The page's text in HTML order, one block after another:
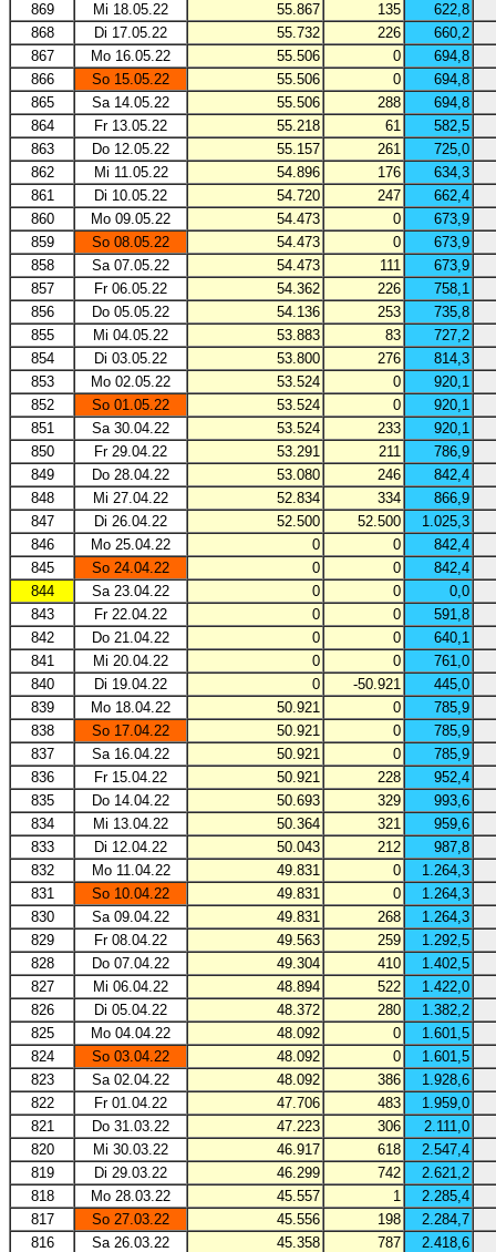
869
Mi 18.05.22 55.867 135
622,8
868
Di 17.05.22 55.732 226
660,2
867
Mo 16.05.22 55.506 0
694,8
866
So 15.05.22 55.506 0
694,8
865
Sa 14.05.22 55.506 288
694,8
864
Fr 13.05.22 55.218 61
582,5
863
Do 12.05.22 55.157 261
725,0
862
Mi 11.05.22 54.896 176
634,3
861
Di 10.05.22 54.720 247
662,4
860
Mo 09.05.22 54.473 0
673,9
859
So 08.05.22 54.473 0
673,9
858
Sa 07.05.22 54.473 111
673,9
857
Fr 06.05.22 54.362 226
758,1
856
Do 05.05.22 54.136 253
735,8
855
Mi 04.05.22 53.883 83
727,2
854
Di 03.05.22 53.800 276
814,3
853
Mo 02.05.22 53.524 0
920,1
852
So 01.05.22 53.524 0
920,1
851
Sa 30.04.22 53.524 233
920,1
850
Fr 29.04.22 53.291 211
786,9
849
Do 28.04.22 53.080 246
842,4
848
Mi 27.04.22 52.834 334
866,9
847
Di 26.04.22 52.500 52.500
1.025,3
846
Mo 25.04.22 0 0
842,4
845
So 24.04.22 0 0
842,4
844
Sa 23.04.22 0 0
0,0
843
Fr 22.04.22 0 0
591,8
842
Do 21.04.22 0 0
640,1
841
Mi 20.04.22 0 0
761,0
840
Di 19.04.22 0 -50.921
445,0
839
Mo 18.04.22 50.921 0
785,9
838
So 17.04.22 50.921 0
785,9
837
Sa 16.04.22 50.921 0
785,9
836
Fr 15.04.22 50.921 228
952,4
835
Do 14.04.22 50.693 329
993,6
834
Mi 13.04.22 50.364 321
959,6
833
Di 12.04.22 50.043 212
987,8
832
Mo 11.04.22 49.831 0
1.264,3
831
So 10.04.22 49.831 0
1.264,3
830
Sa 09.04.22 49.831 268
1.264,3
829
Fr 08.04.22 49.563 259
1.292,5
828
Do 07.04.22 49.304 410
1.402,5
827
Mi 06.04.22 48.894 522
1.422,0
826
Di 05.04.22 48.372 280
1.382,2
825
Mo 04.04.22 48.092 0
1.601,5
824
So 03.04.22 48.092 0
1.601,5
823
Sa 02.04.22 48.092 386
1.928,6
822
Fr 01.04.22 47.706 483
1.959,0
821
Do 31.03.22 47.223 306
2.111,0
820
Mi 30.03.22 46.917 618
2.547,4
819
Di 29.03.22 46.299 742
2.621,2
818
Mo 28.03.22 45.557 1
2.285,4
817
So 27.03.22 45.556 198
2.284,7
816
Sa 26.03.22 45.358 787 2.418,6